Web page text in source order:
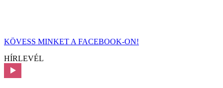
KÖVESS MINKET A FACEBOOK-ON!
HÍRLEVÉL